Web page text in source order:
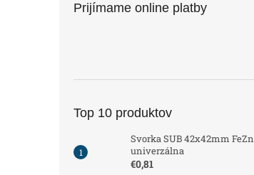
Prijímame online platby
Top 10 produktov
Svorka SUB 42x42mm FeZn
univerzálna
€0,81